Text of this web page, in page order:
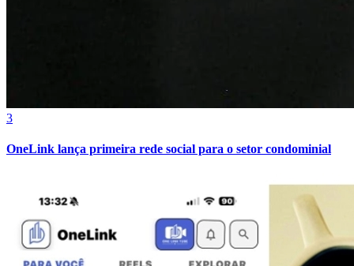
3
OneLink lança primeira rede social para o setor condominial